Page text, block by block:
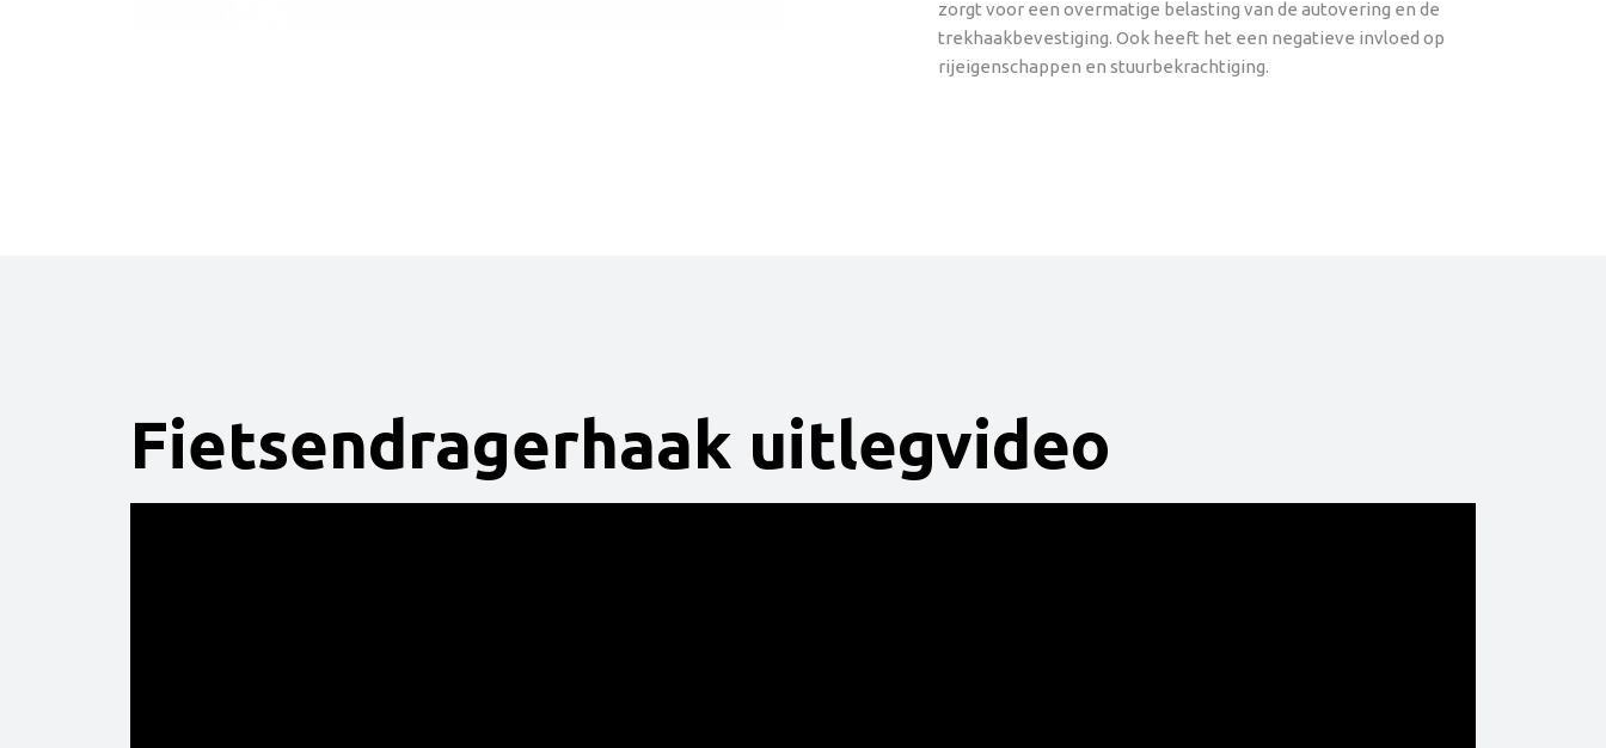
zorgt voor een overmatige belasting van de autovering en de
trekhaakbevestiging. Ook heeft het een negatieve invloed op
rijeigenschappen en stuurbekrachtiging.
Fietsendragerhaak uitlegvideo